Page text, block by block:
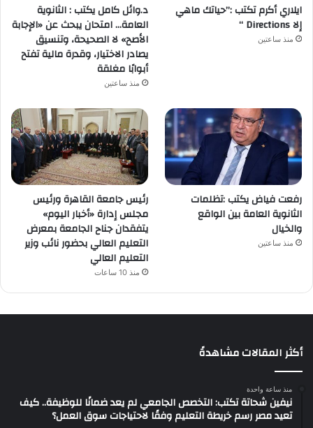
ايلاري أكرم تكتب :”حياتك ماهي
إلا Directions “
منذ ساعتين
د.وائل كامل يكتب : الثانوية
العامة… امتحان يبحث عن «الإجابة
الأصح» لا الصحيحة، وتنسيق
يصادر الاختيار، وقدرة مالية تفتح
أبوابًا مغلقة
منذ ساعتين
رفعت فياض يكتب :تظلمات
الثانوية العامة بين الواقع
والخيال
منذ ساعتين
رئيس جامعة القاهرة ورئيس
مجلس إدارة «أخبار اليوم»
يتفقدان جناح الجامعة بمعرض
التعليم العالي بحضور نائب وزير
التعليم العالي
منذ 10 ساعات
أكثر المقالات مشاهدةً
منذ ساعة واحدة
نيفين شحاتة تكتب: التخصص الجامعي لم يعد ضمانًا للوظيفة.. كيف
تعيد مصر رسم خريطة التعليم وفقًا لاحتياجات سوق العمل؟